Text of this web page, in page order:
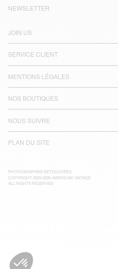
JOIN US
SERVICE CLIENT
MENTIONS LÉGALES
NOS BOUTIQUES
NOUS SUIVRE
PLAN DU SITE
NEWSLETTER
PHOTOGRAPHIES RETOUCHÉES
COPYRIGHT 2025-2026 AMERICAN VINTAGE
ALL RIGHTS RESERVED